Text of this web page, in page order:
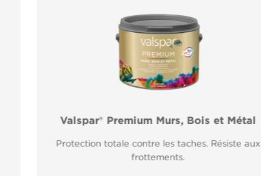
Valspar® Premium Murs, Bois et Métal
Protection totale contre les taches. Résiste aux
frottements.
Valspar® Pro Peinture Façade Toutes
Application idéale entre 2°C et 15°C de